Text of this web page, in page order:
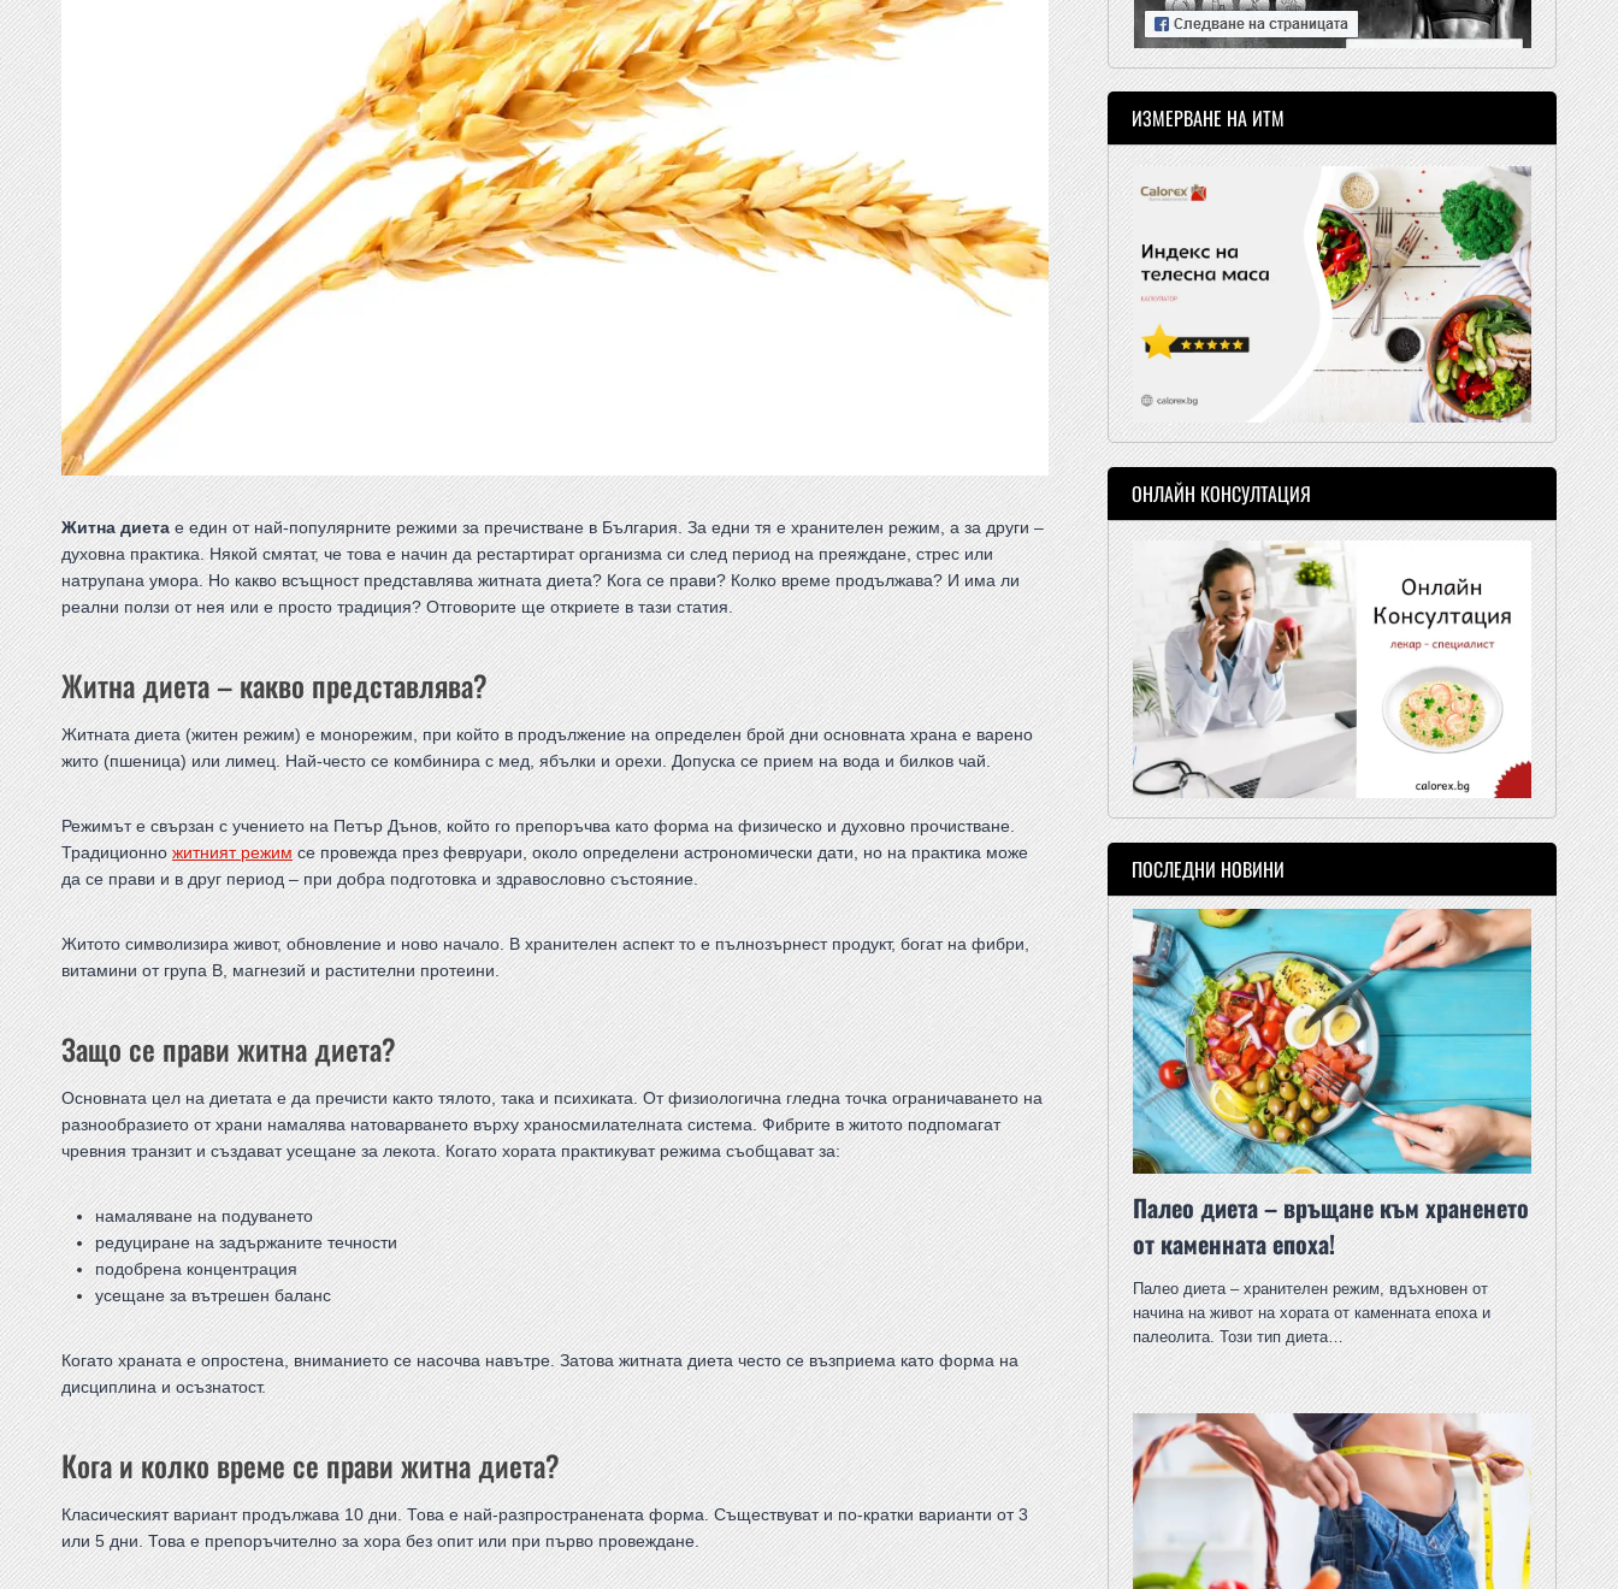
Житна диетае един от най-популярните режими за пречистване в България. За едни тя е хранителен режим, а за други –
духовна практика. Някой смятат, че това е начин да рестартират организма си след период на преяждане, стрес или
натрупана умора. Но какво всъщност представлява житната диета? Кога се прави? Колко време продължава? И има ли
реални ползи от нея или е просто традиция? Отговорите ще откриете в тази статия.
Житна диета – какво представлява?
Житната диета (житен режим) е монорежим, при който в продължение на определен брой дни основната храна е варено
жито (пшеница) или лимец. Най-често се комбинира с мед, ябълки и орехи. Допуска се прием на вода и билков чай.
Режимът е свързан с учението на Петър Дънов, който го препоръчва като форма на физическо и духовно прочистване.
Традиционножитният режимсе провежда през февруари, около определени астрономически дати, но на практика може
да се прави и в друг период – при добра подготовка и здравословно състояние.
Житото символизира живот, обновление и ново начало. В хранителен аспект то е пълнозърнест продукт, богат на фибри,
витамини от група B, магнезий и растителни протеини.
Защо се прави житна диета?
Основната цел на диетата е да пречисти както тялото, така и психиката. От физиологична гледна точка ограничаването на
разнообразието от храни намалява натоварването върху храносмилателната система. Фибрите в житото подпомагат
чревния транзит и създават усещане за лекота. Когато хората практикуват режима съобщават за:
намаляване на подуването
редуциране на задържаните течности
подобрена концентрация
усещане за вътрешен баланс
Когато храната е опростена, вниманието се насочва навътре. Затова житната диета често се възприема като форма на
дисциплина и осъзнатост.
Кога и колко време се прави житна диета?
Класическият вариант продължава 10 дни. Това е най-разпространената форма. Съществуват и по-кратки варианти от 3
или 5 дни. Това е препоръчително за хора без опит или при първо провеждане.
ИЗМЕРВАНЕ НА ИТМ
ОНЛАЙН КОНСУЛТАЦИЯ
ПОСЛЕДНИ НОВИНИ
Палео диета – връщане към храненето
от каменната епоха!
Палео диета – хранителен режим, вдъхновен от
начина на живот на хората от каменната епоха и
палеолита. Този тип диета…